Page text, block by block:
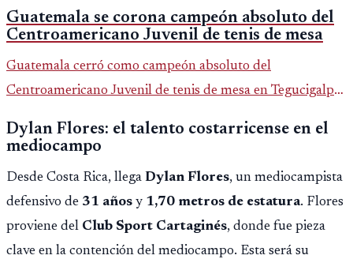
Guatemala se corona campeón absoluto del
Centroamericano Juvenil de tenis de mesa
Guatemala cerró como campeón absoluto del
Centroamericano Juvenil de tenis de mesa en Tegucigalpa
difundida por CDAG.
Dylan Flores: el talento costarricense en el
mediocampo
Desde Costa Rica, llega Dylan Flores, un mediocampista
defensivo de 31 años y 1,70 metros de estatura. Flores
proviene del Club Sport Cartaginés, donde fue pieza
clave en la contención del mediocampo. Esta será su